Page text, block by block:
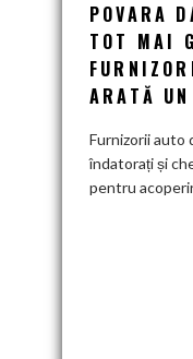
POVARA
TOT MAI
ARATĂ
Furnizorii auto
îndatorați și
pentru